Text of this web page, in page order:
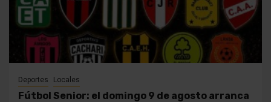
Deportes Locales
Fútbol Senior: el domingo 9 de agosto arranca